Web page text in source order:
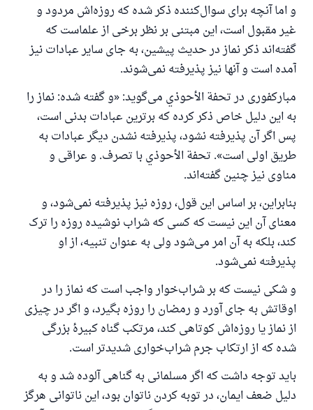
و اما آنچه برای سوال‌کننده ذکر شده که روزه‌اش مردود و
غیر مقبول است، این مبتنی بر نظر برخی از علماست که
گفته‌اند ذکر نماز در حدیث پیشین، به جای سایر عبادات نیز
آمده است و آنها نیز پذیرفته نمی‌شوند.
مبارکفوری در تحفة الأحوذي می‌گوید: «و گفته شده: نماز را
به این دلیل خاص ذکر کرده که برترین عبادات بدنی است،
پس اگر آن پذیرفته نشود، پذیرفته نشدن دیگر عبادات به
طریق اولی است». تحفة الأحوذي با تصرف. و عراقی و
مناوی نیز چنین گفته‌اند.
بنابراین، بر اساس این قول، روزه نیز پذیرفته نمی‌شود، و
معنای آن این نیست که کسی که شراب نوشیده روزه را ترک
کند، بلکه به آن امر می‌شود ولی به عنوان تنبیه، از او
پذیرفته نمی‌شود.
و شکی نیست که بر شراب‌خوار واجب است که نماز را در
اوقاتش به جای آورد و رمضان را روزه بگیرد، و اگر در چیزی
از نماز یا روزه‌اش کوتاهی کند، مرتکب گناه کبیرهٔ بزرگی
شده که از ارتکاب جرم شراب‌خواری شدیدتر است.
باید توجه داشت که اگر مسلمانی به گناهی آلوده شد و به
دلیل ضعف ایمان، در توبه کردن ناتوان بود، این ناتوانی هرگز